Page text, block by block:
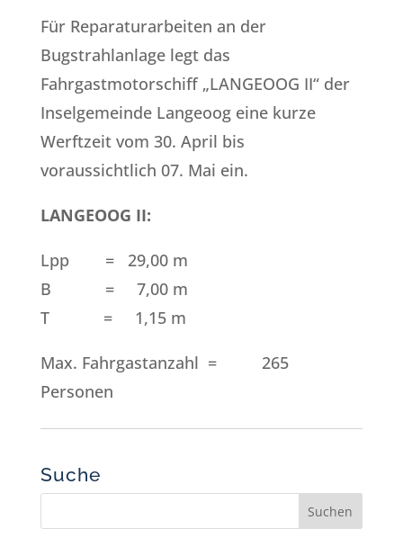
Für Reparaturarbeiten an der
Bugstrahlanlage legt das
Fahrgastmotorschiff „LANGEOOG II“ der
Inselgemeinde Langeoog eine kurze
Werftzeit vom 30. April bis
voraussichtlich 07. Mai ein.
LANGEOOG II:
Lpp = 29,00 m
B = 7,00 m
T = 1,15 m
Max. Fahrgastanzahl = 265
Personen
Suche